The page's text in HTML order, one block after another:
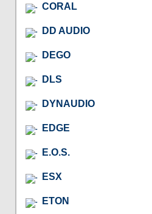
CORAL
DD AUDIO
DEGO
DLS
DYNAUDIO
EDGE
E.O.S.
ESX
ETON